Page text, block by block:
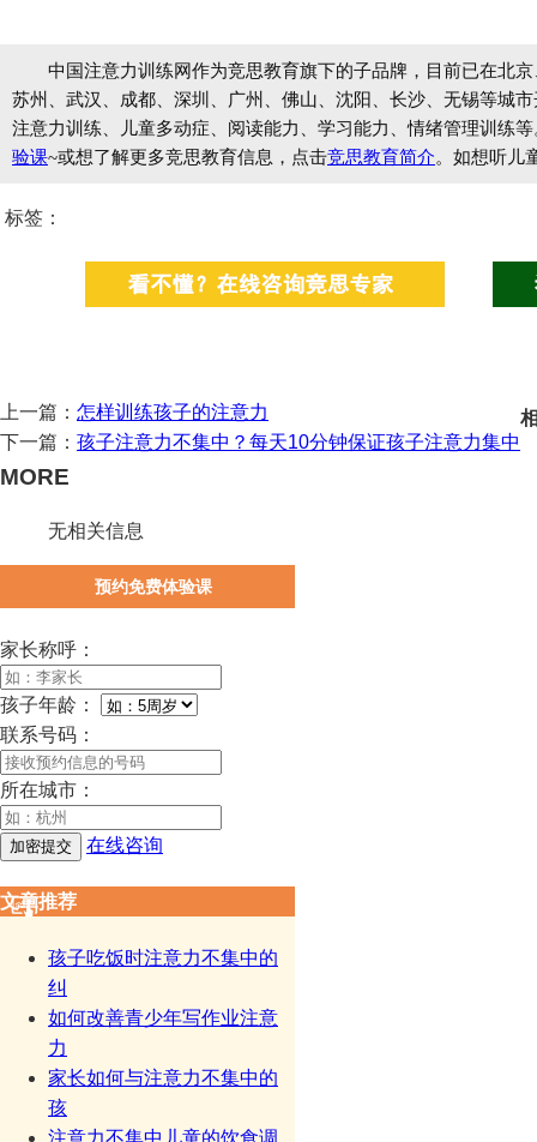
中国注意力训练网作为竞思教育旗下的子品牌，目前已在北
苏州、武汉、成都、深圳、广州、佛山、沈阳、长沙、无锡等城
注意力训练、儿童多动症、阅读能力、学习能力、情绪管理训练
验课~或想了解更多竞思教育信息，点击竞思教育简介。如想听儿
标签：
上一篇： 怎样训练孩子的注意力
下一篇： 孩子注意力不集中？每天10分钟保证孩子注意力集中
MORE
无相关信息
预约免费体验课
家长称呼：
孩子年龄：
联系号码：
所在城市：
在线咨询
文章推荐
孩子吃饭时注意力不集中的
纠
如何改善青少年写作业注意
力
家长如何与注意力不集中的
孩
注意力不集中儿童的饮食调